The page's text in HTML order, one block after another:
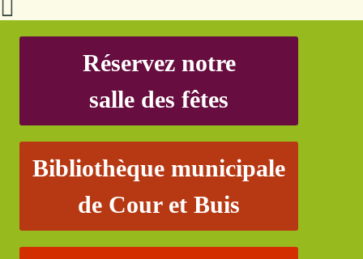
Réservez notre
salle des fêtes
Bibliothèque municipale
de Cour et Buis